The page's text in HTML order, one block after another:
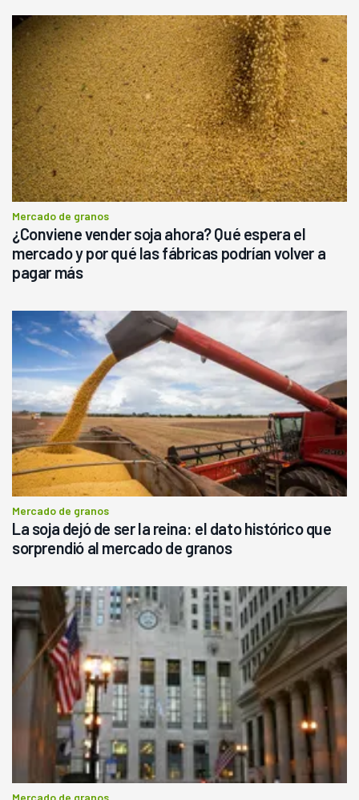
Mercado de granos
¿Conviene vender soja ahora? Qué espera el
mercado y por qué las fábricas podrían volver a
pagar más
Mercado de granos
La soja dejó de ser la reina: el dato histórico que
sorprendió al mercado de granos
Mercado de granos